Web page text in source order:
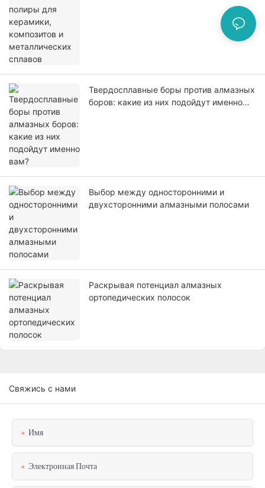
Твердосплавные боры против алмазных
боров: какие из них подойдут именно
Выбор между односторонними и
двухсторонними алмазными полосами
Раскрывая потенциал алмазных
ортопедических полосок
Свяжись с нами
Имя
Электронная Почта